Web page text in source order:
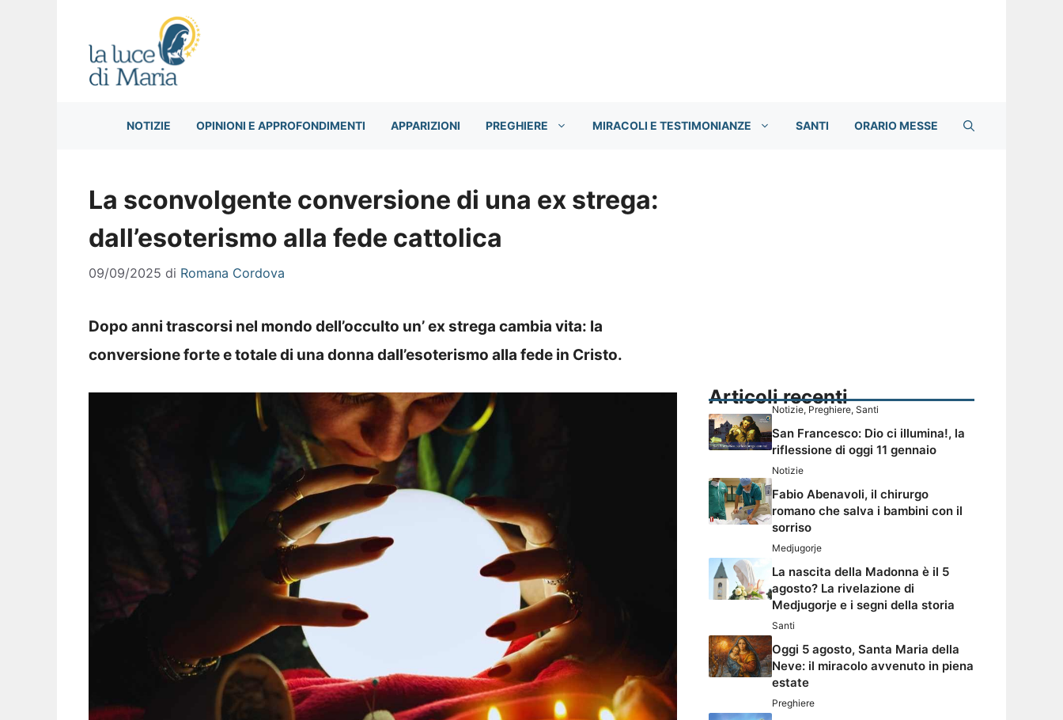
NOTIZIE OPINIONI E APPROFONDIMENTI APPARIZIONI PREGHIERE MIRACOLI E TESTIMONIANZE SANTI ORARIO MESSE
La sconvolgente conversione di una ex strega:
dall’esoterismo alla fede cattolica
09/09/2025 di Romana Cordova
Dopo anni trascorsi nel mondo dell’occulto un’ ex strega cambia vita: la
conversione forte e totale di una donna dall’esoterismo alla fede in Cristo.
Articoli recenti
Notizie, Preghiere, Santi
San Francesco: Dio ci illumina!, la
riflessione di oggi 11 gennaio
Notizie
Fabio Abenavoli, il chirurgo
romano che salva i bambini con il
sorriso
Medjugorje
La nascita della Madonna è il 5
agosto? La rivelazione di
Medjugorje e i segni della storia
Santi
Oggi 5 agosto, Santa Maria della
Neve: il miracolo avvenuto in piena
estate
Preghiere